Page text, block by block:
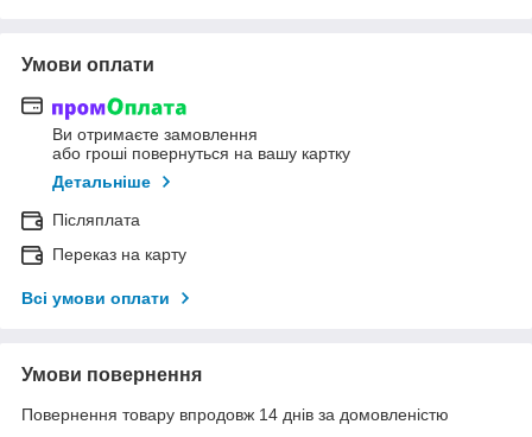
Умови оплати
Ви отримаєте замовлення
або гроші повернуться на вашу картку
Детальніше
Післяплата
Переказ на карту
Всі умови оплати
Умови повернення
Повернення товару впродовж 14 днів за домовленістю